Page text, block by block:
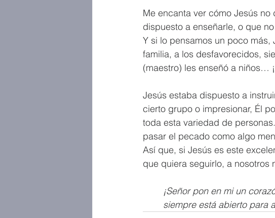
Me encanta ver cómo Jesús
dispuesto a enseñarle, o que
Y si lo pensamos un poco más,
familia, a los desfavorecidos,
(maestro) les enseñó a niños…
Jesús estaba dispuesto a
cierto grupo o impresionar, Él
toda esta variedad de
pasar el pecado como algo
Así que, si Jesús es este
que quiera seguirlo, a nosotros
¡Señor pon en mi un
siempre está abierto para